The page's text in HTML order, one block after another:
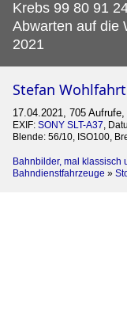
Krebs 99 80 91
Abwarten auf die
2021
Stefan Wohlfahrt
17.04.2021, 705
EXIF: SONY SLT-A37 ,
Blende: 56/10, ISO100,
Bahnbilder, mal klassisch
Bahndienstfahrzeuge »